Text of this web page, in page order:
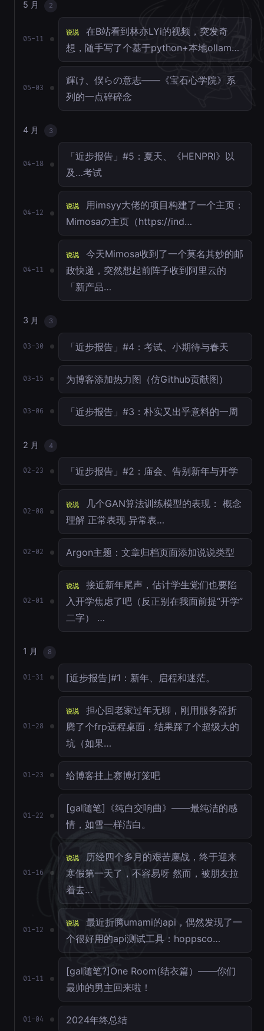
5 月 2
05-11
说说
在B站看到林亦LYi的视频，突发奇
想，随手写了个基于python+本地ollam…
05-03
輝け、僕らの意志——《宝石心学院》系
列的一点碎碎念
4 月 3
04-18
「近步报告」#5：夏天、《HENPRI》以
及…考试
04-12
说说
用imsyy大佬的项目构建了一个主页：
Mimosaの主页（https://ind…
04-11
说说
今天Mimosa收到了一个莫名其妙的邮
政快递，突然想起前阵子收到阿里云的
「新产品…
3 月 3
03-30 「近步报告」#4：考试、小期待与春天
03-15 为博客添加热力图（仿Github贡献图）
03-06 「近步报告」#3：朴实又出乎意料的一周
2 月 4
02-23 「近步报告」#2：庙会、告别新年与开学
02-08
说说
几个GAN算法训练模型的表现： 概念
理解 正常表现 异常表…
02-02 Argon主题：文章归档页面添加说说类型
02-01
说说
接近新年尾声，估计学生党们也要陷
入开学焦虑了吧（反正别在我面前提“开学”
二字） …
1 月 8
01-31 ⌈近步报告⌋#1：新年、启程和迷茫。
01-28
说说
担心回老家过年无聊，刚用服务器折
腾了个frp远程桌面，结果踩了个超级大的
坑（如果…
01-23 给博客挂上赛博灯笼吧
01-22
[gal随笔]《纯白交响曲》——最纯洁的感
情，如雪一样洁白。
01-16
说说
历经四个多月的艰苦鏖战，终于迎来
寒假第一天了，不容易呀 然而，被朋友拉
着去…
01-12
说说
最近折腾umami的api，偶然发现了一
个很好用的api测试工具：hoppsco…
01-11
[gal随笔?]One Room(结衣篇）——你们
最帅的男主回来啦！
01-04 2024年终总结